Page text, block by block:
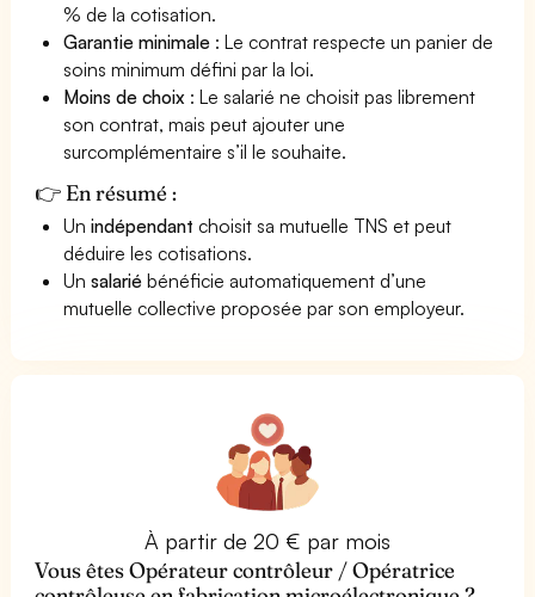
% de la cotisation.
Garantie minimale : Le contrat respecte un panier de
soins minimum défini par la loi.
Moins de choix : Le salarié ne choisit pas librement
son contrat, mais peut ajouter une
surcomplémentaire s’il le souhaite.
👉 En résumé :
Unindépendant choisit sa mutuelle TNS et peut
déduire les cotisations.
Unsalarié bénéficie automatiquement d’une
mutuelle collective proposée par son employeur.
À partir de 20 € par mois
Vous êtes Opérateur contrôleur / Opératrice